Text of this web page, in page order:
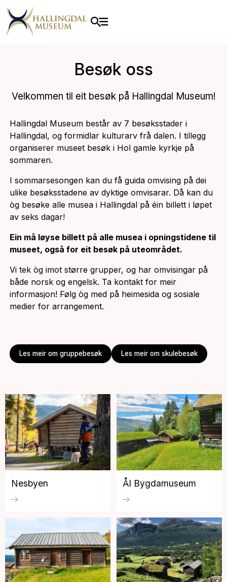
Besøk oss
Velkommen til eit besøk på Hallingdal Museum!
Hallingdal Museum består av 7 besøksstader i
Hallingdal, og formidlar kulturarv frå dalen. I tillegg
organiserer museet besøk i Hol gamle kyrkje på
sommaren.
I sommarsesongen kan du få guida omvising på dei
ulike besøksstadene av dyktige omvisarar. Då kan du
òg besøke alle musea i Hallingdal på éin billett i løpet
av seks dagar!
Ein må løyse billett på alle musea i opningstidene til
museet, også for eit besøk på uteområdet.
Vi tek òg imot større grupper, og har omvisingar på
både norsk og engelsk. Ta kontakt for meir
informasjon! Følg òg med på heimesida og sosiale
medier for arrangement.
Les meir om gruppebesøk Les meir om skulebesøk
Nesbyen Ål Bygdamuseum